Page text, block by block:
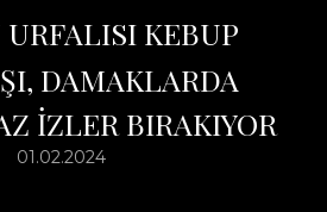
KEBUP
DAMAKLARDA
İZLER BIRAKIYOR
01.02.2024